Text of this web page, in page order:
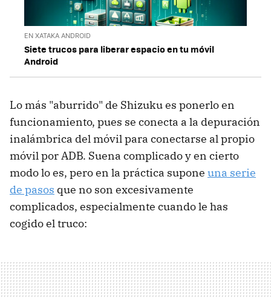
EN XATAKA ANDROID
Siete trucos para liberar espacio en tu móvil
Android
Lo más "aburrido" de Shizuku es ponerlo en
funcionamiento, pues se conecta a la depuración
inalámbrica del móvil para conectarse al propio
móvil por ADB. Suena complicado y en cierto
modo lo es, pero en la práctica supone una serie
de pasos que no son excesivamente
complicados, especialmente cuando le has
cogido el truco: